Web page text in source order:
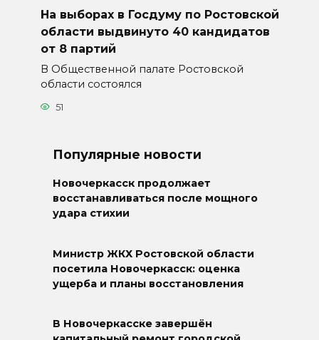
На выборах в Госдуму по Ростовской
области выдвинуто 40 кандидатов
от 8 партий
В Общественной палате Ростовской
области состоялся
51
Популярные новости
Новочеркасск продолжает
восстанавливаться после мощного
удара стихии
Министр ЖКХ Ростовской области
посетила Новочеркасск: оценка
ущерба и планы восстановления
В Новочеркасске завершён